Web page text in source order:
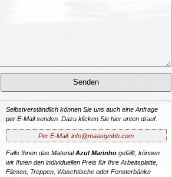
Selbstverständlich können Sie uns auch eine Anfrage
per E-Mail senden. Dazu klicken Sie hier unten drauf.
Per E-Mail: info@maasgmbh.com
Falls Ihnen das MaterialAzul Marinhogefällt, können
wir Ihnen den individuellen Preis für Ihre Arbeitsplatte,
Fliesen, Treppen, Waschtische oder Fensterbänke